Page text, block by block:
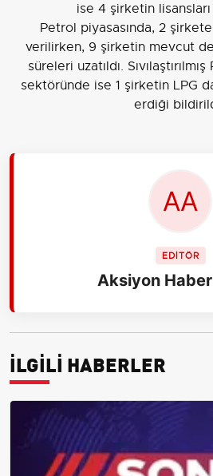
ise 4 şirketin
Petrol piyasasında, 2
verilirken, 9 şirketin mevcut
süreleri uzatıldı.
sektöründe ise 1 şirketin LPG
erdiği
EDİTÖR
Aksiyon Haber
İLGİLİ HABERLER